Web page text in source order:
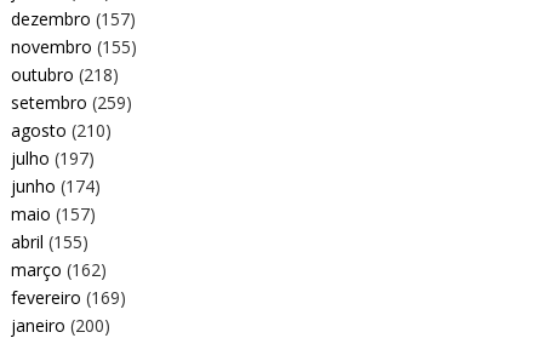
dezembro (157)
novembro (155)
outubro (218)
setembro (259)
agosto (210)
julho (197)
junho (174)
maio (157)
abril (155)
março (162)
fevereiro (169)
janeiro (200)